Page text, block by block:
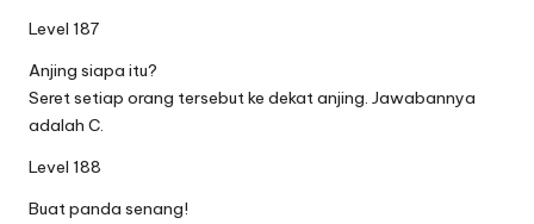
Level 187
Anjing siapa itu?
Seret setiap orang tersebut ke dekat anjing. Jawabannya
adalah C.
Level 188
Buat panda senang!